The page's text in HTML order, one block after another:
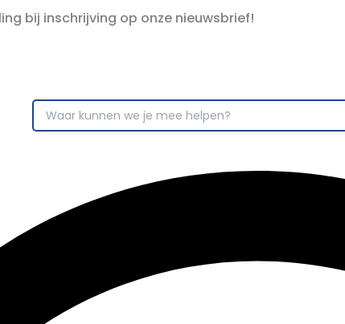
bij inschrijving op onze nieuwsbrief!